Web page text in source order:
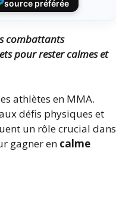
source préférée
combattants
pour rester calmes et
athlètes en MMA.
défis physiques et
un rôle crucial dans
gagner en calme